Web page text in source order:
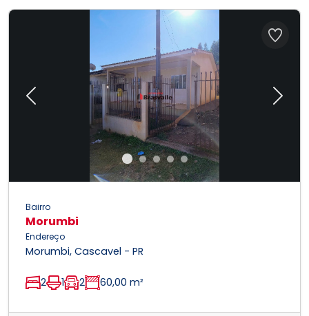
Previous Next
Bairro
Morumbi
Endereço
Morumbi, Cascavel - PR
2 1 2 60,00 m²